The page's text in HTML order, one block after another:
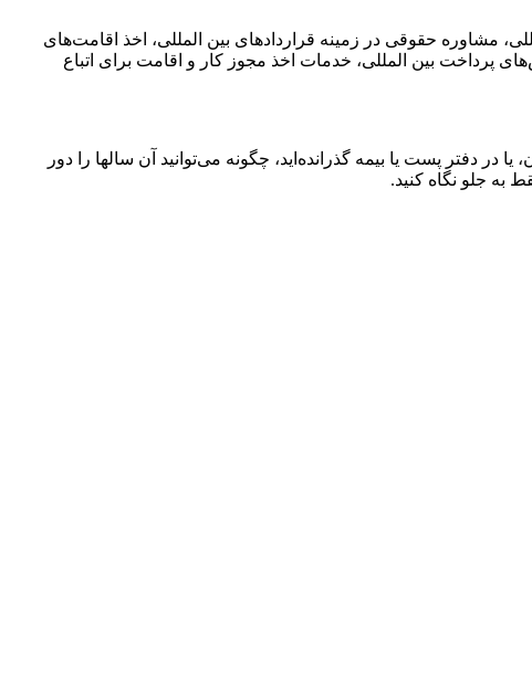
مشاوره حقوقی در زمینه قراردادهای بین المللی، اخذ اقامت‌های
پرداخت بین المللی، خدمات اخذ مجوز کار و اقامت برای اتباع
در دفتر پست یا بیمه گذرانده‌اید، چگونه می‌توانید آن سالها را دور
به جلو نگاه کنید.